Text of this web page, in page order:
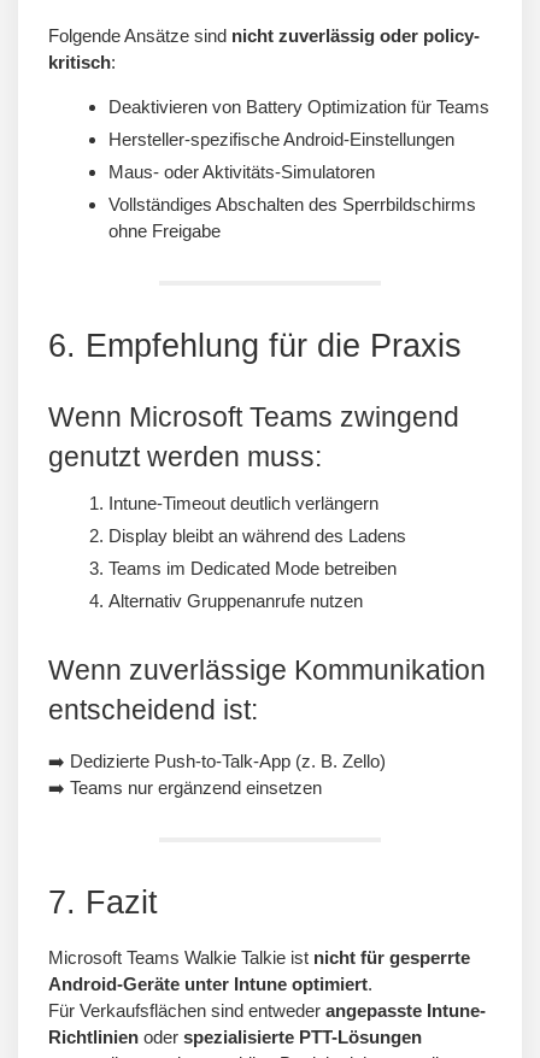
Folgende Ansätze sind nicht zuverlässig oder policy-
kritisch:
Deaktivieren von Battery Optimization für Teams
Hersteller-spezifische Android-Einstellungen
Maus- oder Aktivitäts-Simulatoren
Vollständiges Abschalten des Sperrbildschirms
ohne Freigabe
6. Empfehlung für die Praxis
Wenn Microsoft Teams zwingend
genutzt werden muss:
Intune-Timeout deutlich verlängern
Display bleibt an während des Ladens
Teams im Dedicated Mode betreiben
Alternativ Gruppenanrufe nutzen
Wenn zuverlässige Kommunikation
entscheidend ist:
➡️ Dedizierte Push-to-Talk-App (z. B. Zello)
➡️ Teams nur ergänzend einsetzen
7. Fazit
Microsoft Teams Walkie Talkie ist nicht für gesperrte
Android-Geräte unter Intune optimiert.
Für Verkaufsflächen sind entweder angepasste Intune-
Richtlinien oder spezialisierte PTT-Lösungen